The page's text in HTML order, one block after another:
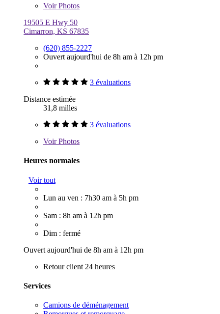
VoirPhotos
19505 E Hwy 50
Cimarron, KS 67835
(620) 855-2227
Ouvert aujourd'hui de 8h am à 12h pm
3 évaluations
Distance estimée
31,8 milles
3 évaluations
VoirPhotos
Heures normales
Voir tout
Lun au ven : 7h30 am à 5h pm
Sam : 8h am à 12h pm
Dim : fermé
Ouvert aujourd'hui de 8h am à 12h pm
Retour client 24 heures
Services
Camions de déménagement